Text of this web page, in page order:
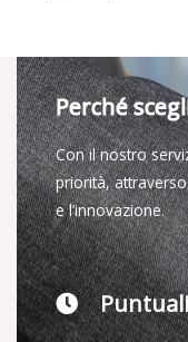
Perché
Con il nostro
priorità,
e l’innovazione.